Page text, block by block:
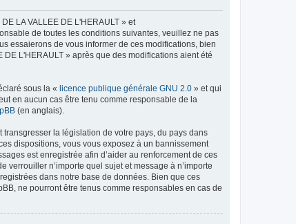
LA VALLEE DE L'HERAULT » et
de toutes les conditions suivantes, veuillez ne pas
essaierons de vous informer de ces modifications, bien
L'HERAULT » après que des modifications aient été
sous la « licence publique générale GNU 2.0 » et qui
en aucun cas être tenu comme responsable de la
(en anglais).
la législation de votre pays, du pays dans
dispositions, vous vous exposez à un bannissement
est enregistrée afin d’aider au renforcement de ces
verrouiller n’importe quel sujet et message à n’importe
dans notre base de données. Bien que ces
ne pourront être tenus comme responsables en cas de